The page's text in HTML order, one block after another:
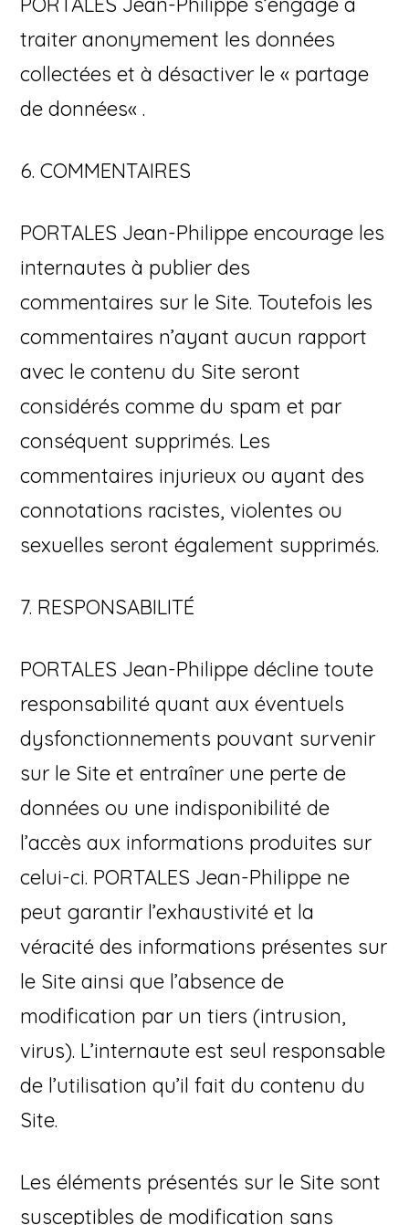
traiter anonymement les données
collectées et à désactiver le « partage
de données« .
6. COMMENTAIRES
PORTALES Jean-Philippe encourage les
internautes à publier des
commentaires sur le Site. Toutefois les
commentaires n’ayant aucun rapport
avec le contenu du Site seront
considérés comme du spam et par
conséquent supprimés. Les
commentaires injurieux ou ayant des
connotations racistes, violentes ou
sexuelles seront également supprimés.
7. RESPONSABILITÉ
PORTALES Jean-Philippe décline toute
responsabilité quant aux éventuels
dysfonctionnements pouvant survenir
sur le Site et entraîner une perte de
données ou une indisponibilité de
l’accès aux informations produites sur
celui-ci. PORTALES Jean-Philippe ne
peut garantir l’exhaustivité et la
véracité des informations présentes sur
le Site ainsi que l’absence de
modification par un tiers (intrusion,
virus). L’internaute est seul responsable
de l’utilisation qu’il fait du contenu du
Site.
Les éléments présentés sur le Site sont
susceptibles de modification sans